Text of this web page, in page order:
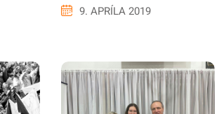
9. APRÍLA 2019